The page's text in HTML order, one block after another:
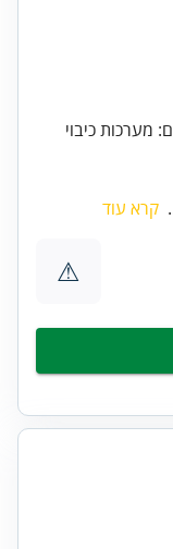
מערכות כיבוי
קרא עוד
⚠